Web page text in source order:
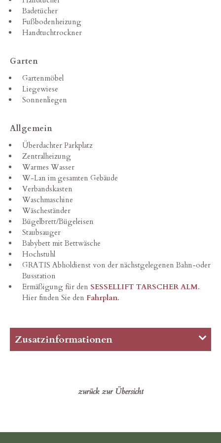
Badetücher
Fußbodenheizung
Handtuchtrockner
Garten
Gartenmöbel
Liegewiese
Sonnenliegen
Allgemein
Überdachter Parkplatz
Zentralheizung
Warmes Wasser
W-Lan im gesamten Gebäude
Verbandskasten
Waschmaschine
Wäscheständer
Bügelbrett/Bügeleisen
Staubsauger
Babybett mit Bettwäsche
Hochstuhl
GRATIS Abholdienst von der nächstgelegenen Bahn-oder
Busstation
Ermäßigung für den SESSELLIFT TARSCHER ALM.
Hier finden Sie den Fahrplan.
Zusatzinformationen
Ausnahme der Ortstaxe und der Endreinigung.
zurück zur Übersicht